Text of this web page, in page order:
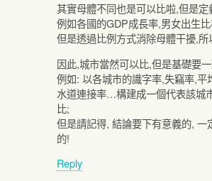
其實母體不同也是可以比啦,但是定
例如各國的GDP成長率,男女出生
但是透過比例方式消除母體干擾,所
因此,城市當然可以比,但是基礎要
例如: 以各城市的識字率,失竊率,平
水道連接率…構建成一個代表該城
比;
但是請記得, 結論要下有意義的, 一
的!
Reply